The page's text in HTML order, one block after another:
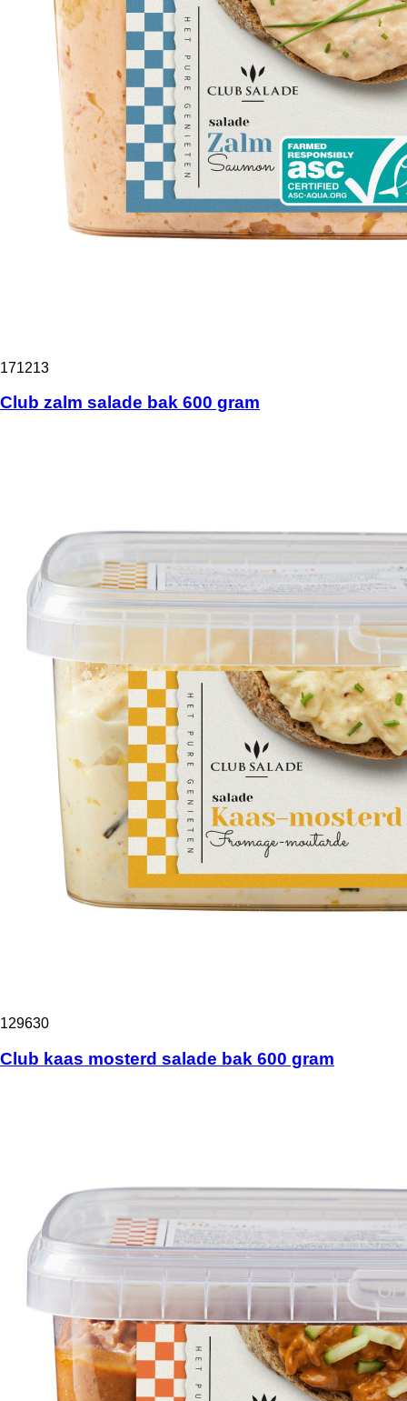
171213
Club zalm salade bak 600 gram
129630
Club kaas mosterd salade bak 600 gram